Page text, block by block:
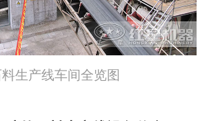
生产线车间全览图